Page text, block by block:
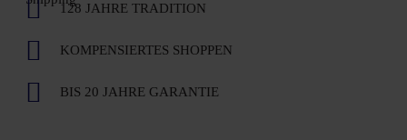
128 JAHRE TRADITION
KOMPENSIERTES SHOPPEN
BIS 20 JAHRE GARANTIE